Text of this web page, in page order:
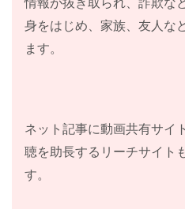
「相棒」を去っていった
ストーリー。注目点は勘
りアナログな加茂さんと
身をはじめ、家族、友人な
ます。
ネット記事に動画共有サイ
聴を助長するリーチサイト
す。